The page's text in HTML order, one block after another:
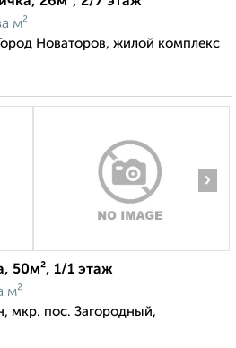
м²
Новаторов, жилой комплекс
›
50м², 1/1 этаж
м²
мкр. пос. Загородный,